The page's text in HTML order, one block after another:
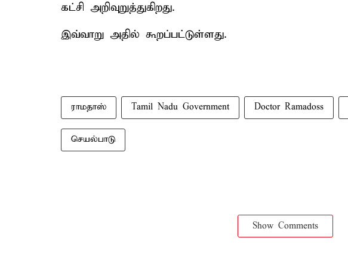
கட்சி அறிவுறுத்துகிறது.
இவ்வாறு அதில் கூறப்பட்டுள்ளது.
ராமதாஸ் Tamil Nadu Government Doctor Ramadoss
செயல்பாடு
Show Comments